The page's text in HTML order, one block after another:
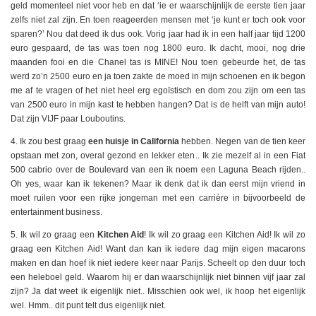
geld momenteel niet voor heb en dat ‘ie er waarschijnlijk de eerste tien jaar
zelfs niet zal zijn. En toen reageerden mensen met ‘je kunt er toch ook voor
sparen?’ Nou dat deed ik dus ook. Vorig jaar had ik in een half jaar tijd 1200
euro gespaard, de tas was toen nog 1800 euro. Ik dacht, mooi, nog drie
maanden fooi en die Chanel tas is MINE! Nou toen gebeurde het, de tas
werd zo’n 2500 euro en ja toen zakte de moed in mijn schoenen en ik begon
me af te vragen of het niet heel erg egoïstisch en dom zou zijn om een tas
van 2500 euro in mijn kast te hebben hangen? Dat is de helft van mijn auto!
Dat zijn VIJF paar Louboutins.
4. Ik zou best graag een huisje in California hebben. Negen van de tien keer
opstaan met zon, overal gezond en lekker eten.. Ik zie mezelf al in een Fiat
500 cabrio over de Boulevard van een ik noem een Laguna Beach rijden..
Oh yes, waar kan ik tekenen? Maar ik denk dat ik dan eerst mijn vriend in
moet ruilen voor een rijke jongeman met een carrière in bijvoorbeeld de
entertainment business.
5. Ik wil zo graag een Kitchen Aid ! Ik wil zo graag een Kitchen Aid! Ik wil zo
graag een Kitchen Aid! Want dan kan ik iedere dag mijn eigen macarons
maken en dan hoef ik niet iedere keer naar Parijs. Scheelt op den duur toch
een heleboel geld. Waarom hij er dan waarschijnlijk niet binnen vijf jaar zal
zijn? Ja dat weet ik eigenlijk niet.. Misschien ook wel, ik hoop het eigenlijk
wel. Hmm.. dit punt telt dus eigenlijk niet.